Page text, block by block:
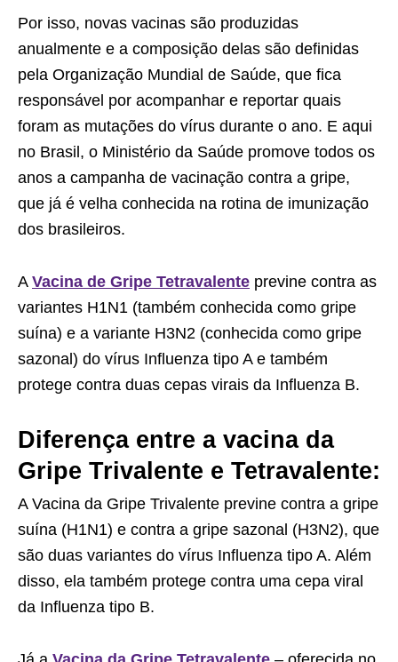
Por isso, novas vacinas são produzidas
anualmente e a composição delas são definidas
pela Organização Mundial de Saúde, que fica
responsável por acompanhar e reportar quais
foram as mutações do vírus durante o ano. E aqui
no Brasil, o Ministério da Saúde promove todos os
anos a campanha de vacinação contra a gripe,
que já é velha conhecida na rotina de imunização
dos brasileiros.
A Vacina de Gripe Tetravalente previne contra as
variantes H1N1 (também conhecida como gripe
suína) e a variante H3N2 (conhecida como gripe
sazonal) do vírus Influenza tipo A e também
protege contra duas cepas virais da Influenza B.
Diferença entre a vacina da
Gripe Trivalente e Tetravalente:
A Vacina da Gripe Trivalente previne contra a gripe
suína (H1N1) e contra a gripe sazonal (H3N2), que
são duas variantes do vírus Influenza tipo A. Além
disso, ela também protege contra uma cepa viral
da Influenza tipo B.